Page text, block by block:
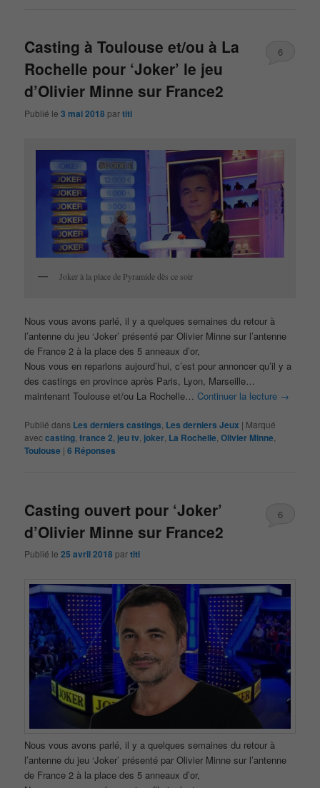
Casting à Toulouse et/ou à La
Rochelle pour ‘Joker’ le jeu
d’Olivier Minne sur France2
Publié le3 mai 2018 partiti
6
Joker à la place de Pyramide dès ce soir
Nous vous avons parlé, il y a quelques semaines du retour à
l’antenne du jeu ‘Joker’ présenté par Olivier Minne sur l’antenne
de France 2 à la place des 5 anneaux d’or,
Nous vous en reparlons aujourd’hui, c’est pour annoncer qu’il y a
des castings en province après Paris, Lyon, Marseille…
maintenant Toulouse et/ou La Rochelle…Continuer la lecture →
Publié dans Les derniers castings Les derniers Jeux | Marqué
aveccasting ,france 2 jeu tv joker La Rochelle ,Olivier Minne
Toulouse |6 Réponses
Casting ouvert pour ‘Joker’
d’Olivier Minne sur France2
Publié le25 avril 2018 partiti
6
Nous vous avons parlé, il y a quelques semaines du retour à
l’antenne du jeu ‘Joker’ présenté par Olivier Minne sur l’antenne
de France 2 à la place des 5 anneaux d’or,